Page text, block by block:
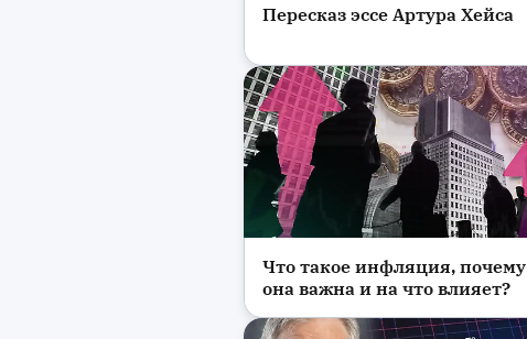
Криптовалюта
Пересказ эссе Артура Хейса
Новости
Что такое инфляция, почему
она важна и на что влияет?